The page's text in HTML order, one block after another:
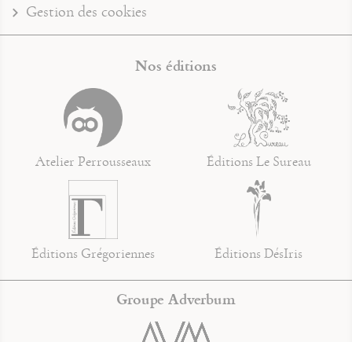
Gestion des cookies
Nos éditions
Atelier Perrousseaux Éditions Le Sureau
Éditions Grégoriennes Éditions DésIris
Groupe Adverbum